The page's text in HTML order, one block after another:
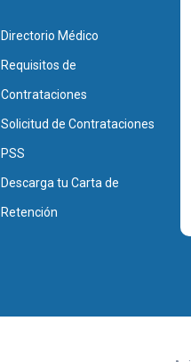
Directorio Médico
Requisitos de
Contrataciones
Solicitud de Contrataciones
PSS
Descarga tu Carta de
Retención